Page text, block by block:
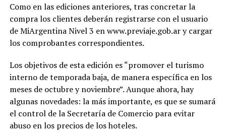
Como en las ediciones anteriores, tras concretar la
compra los clientes deberán registrarse con el usuario
de MiArgentina Nivel 3 en www.previaje.gob.ar y cargar
los comprobantes correspondientes.
Los objetivos de esta edición es “promover el turismo
interno de temporada baja, de manera específica en los
meses de octubre y noviembre”. Aunque ahora, hay
algunas novedades: la más importante, es que se sumará
el control de la Secretaría de Comercio para evitar
abuso en los precios de los hoteles.